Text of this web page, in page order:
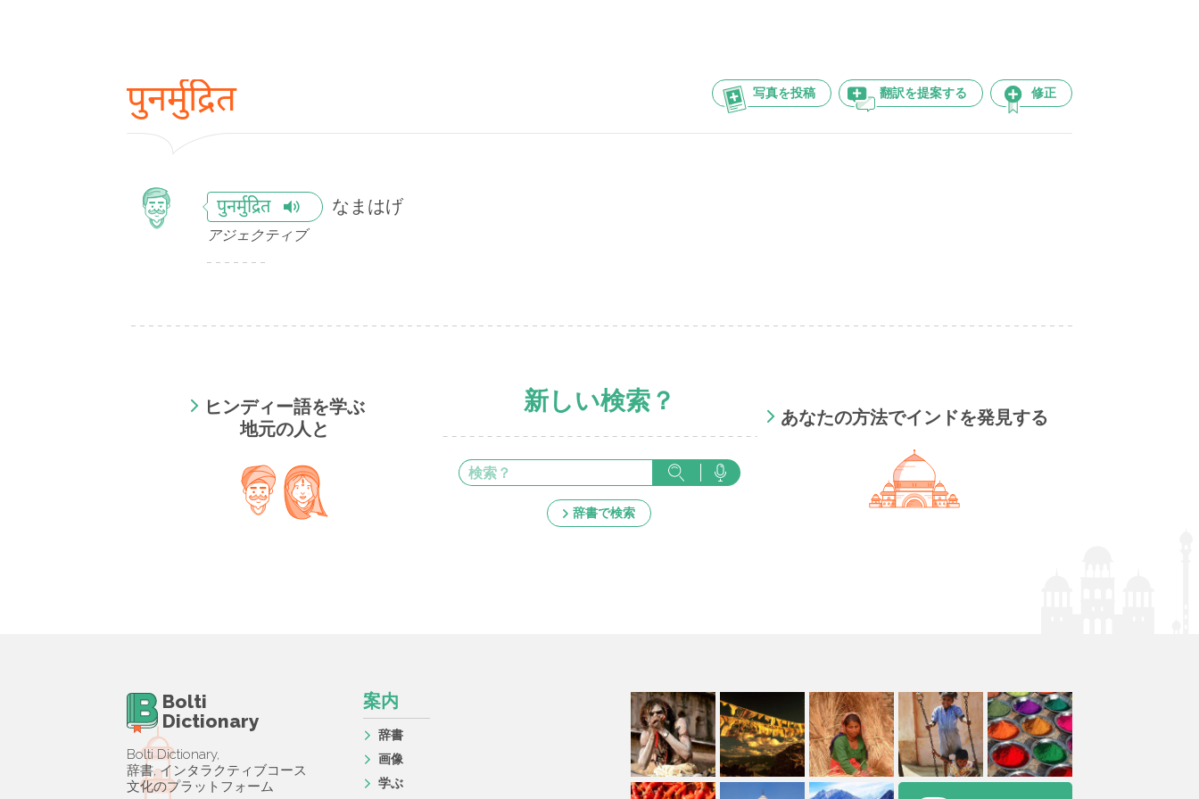
写真を投稿 翻訳を提案する 修正
पुनर्मुद्रित
पुनर्मुद्रित なまはげ
アジェクティブ
ヒンディー語を学ぶ
地元の人と
新しい検索？
辞書で検索
あなたの方法でインドを発見する
Bolti
Dictionary
Bolti Dictionary,
辞書, インタラクティブコース
文化のプラットフォーム
案内
辞書
画像
学ぶ